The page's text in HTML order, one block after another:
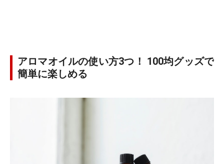
アロマオイルの使い方3つ！ 100均グッズで
簡単に楽しめる